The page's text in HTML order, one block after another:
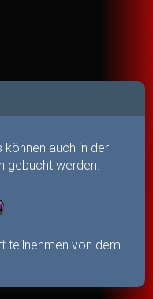
können auch in der
gebucht werden.
teilnehmen von dem